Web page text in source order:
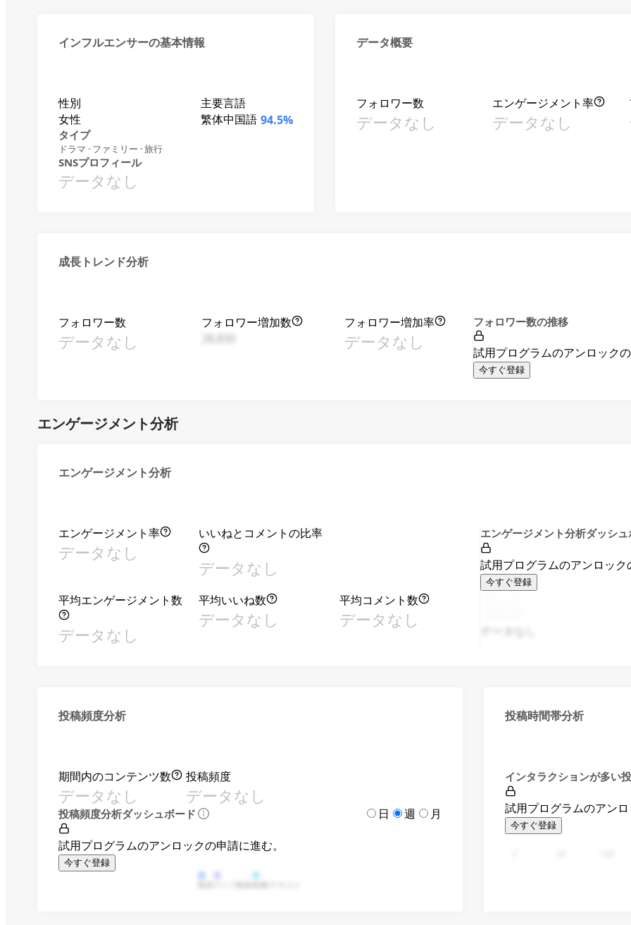
インフルエンサーの基本情報
性別
女性
主要言語
繁体中国語 94.5%
タイプ
ドラマ · ファミリー · 旅行
SNSプロフィール
データなし
データ概要
フォロワー数
データなし
エンゲージメント率
データなし
成長トレンド分析
フォロワー数
データなし
フォロワー増加数
フォロワー増加率
データなし
フォロワー数の推移
試用プログラムのアンロックの
今すぐ登録
エンゲージメント分析
エンゲージメント分析
エンゲージメント率
データなし
いいねとコメントの比率
データなし
平均エンゲージメント数
データなし
平均いいね数
データなし
平均コメント数
データなし
エンゲージメント分析ダッシュ
試用プログラムのアンロック
今すぐ登録
投稿頻度分析
期間内のコンテンツ数
データなし
投稿頻度
データなし
投稿頻度分析ダッシュボード 日 週 月
試用プログラムのアンロックの申請に進む。
今すぐ登録
投稿時間帯分析
インタラクションが多い
試用プログラムのアンロ
今すぐ登録